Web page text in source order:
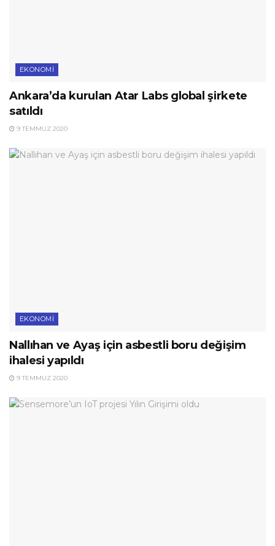
EKONOMI
Ankara’da kurulan Atar Labs global şirkete
satıldı
9 TEMMUZ 2020
EKONOMI
Nallıhan ve Ayaş için asbestli boru değişim
ihalesi yapıldı
9 TEMMUZ 2020